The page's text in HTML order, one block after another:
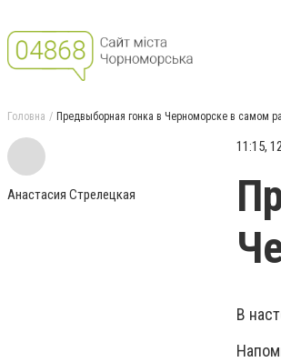
Головна Предвыборная гонка в Черноморске в самом
Анастасия Стрелецкая
11:15,
В